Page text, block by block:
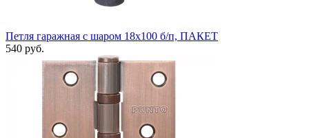
Петля гаражная с шаром 18х100 б/п, ПАКЕТ
540 руб.